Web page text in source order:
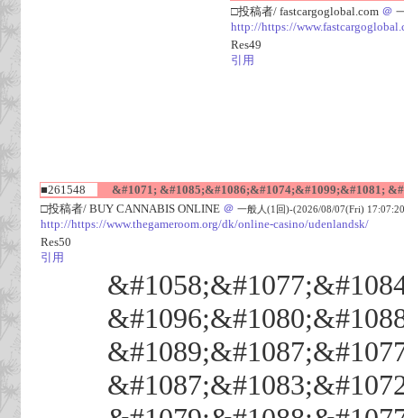
□投稿者/ fastcargoglobal.com ＠
http://https://
Res49
引用
■261548
&#1071; &#1085;&#1086;&#1074;&#1099;&#1081;
□投稿者/ BUY CANNABIS ONLINE ＠ 一般人(1回)-(2026/08/07(Fri)
http://https://www.thegameroom.org/dk/online-casino/udenlandsk/
Res50
引用